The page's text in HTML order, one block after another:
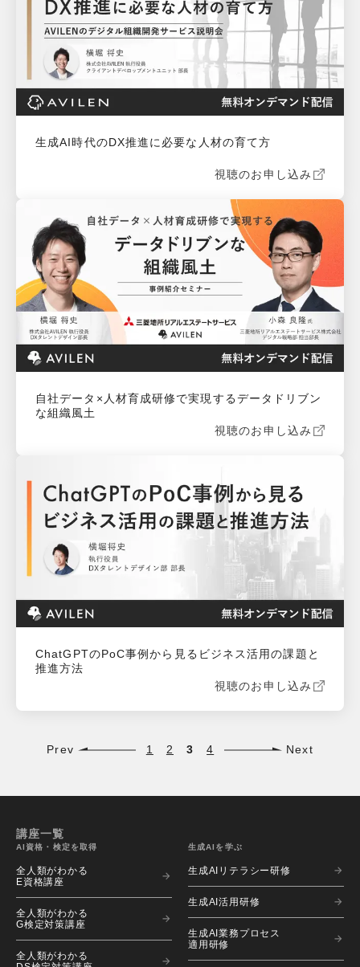
生成AI時代のDX推進に必要な人材の育て方
視聴のお申し込み
自社データ×人材育成研修で実現するデータドリブン
な組織風土
視聴のお申し込み
ChatGPTのPoC事例から見るビジネス活用の課題と
推進方法
視聴のお申し込み
Prev 1 2 3 4 Next
講座一覧
AI資格・検定を取得
全人類がわかる
E資格講座
全人類がわかる
G検定対策講座
全人類がわかる
生成AIを学ぶ
生成AIリテラシー研修
生成AI活用研修
生成AI業務プロセス
適用研修